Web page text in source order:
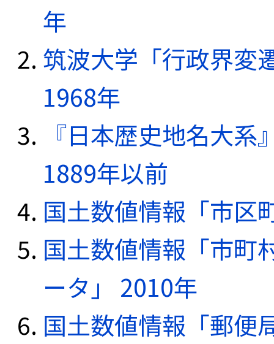
年
筑波大学「行政界変
1968年
『日本歴史地名大
1889年以前
国土数値情報「市区
国土数値情報「市町
ータ」 2010年
国土数値情報「郵便